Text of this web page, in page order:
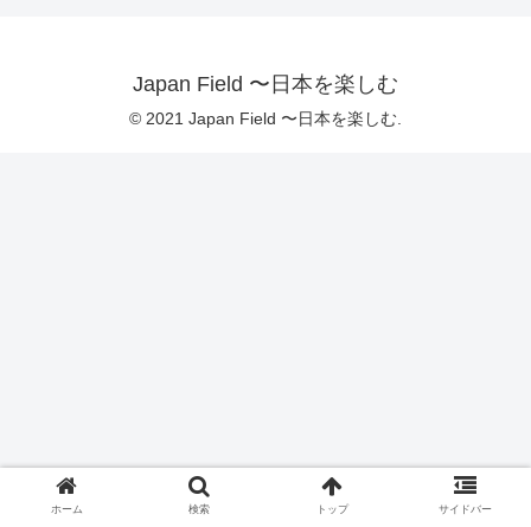
Japan Field 〜日本を楽しむ
© 2021 Japan Field 〜日本を楽しむ.
ホーム 検索 トップ サイドバー